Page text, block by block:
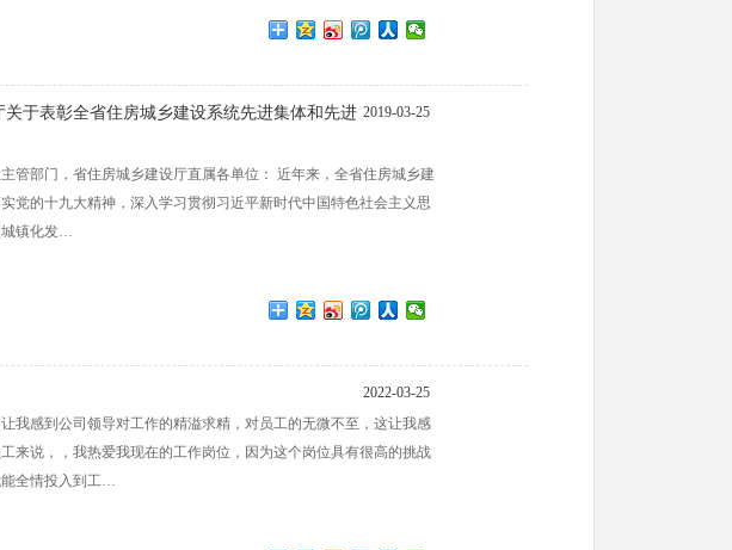
2019-03-25
于表彰全省住房城乡建设系统先进集体和先进
管部门，省住房城乡建设厅直属各单位： 近年来，全省住房城乡建
党的十九大精神，深入学习贯彻习近平新时代中国特色社会主义思
城镇化发…
2022-03-25
我感到公司领导对工作的精溢求精，对员工的无微不至，这让我感
来说，，我热爱我现在的工作岗位，因为这个岗位具有很高的挑战
能全情投入到工…